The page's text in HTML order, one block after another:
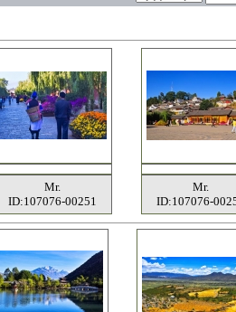
Mr.
ID:107076-00251
Mr.
ID:107076-